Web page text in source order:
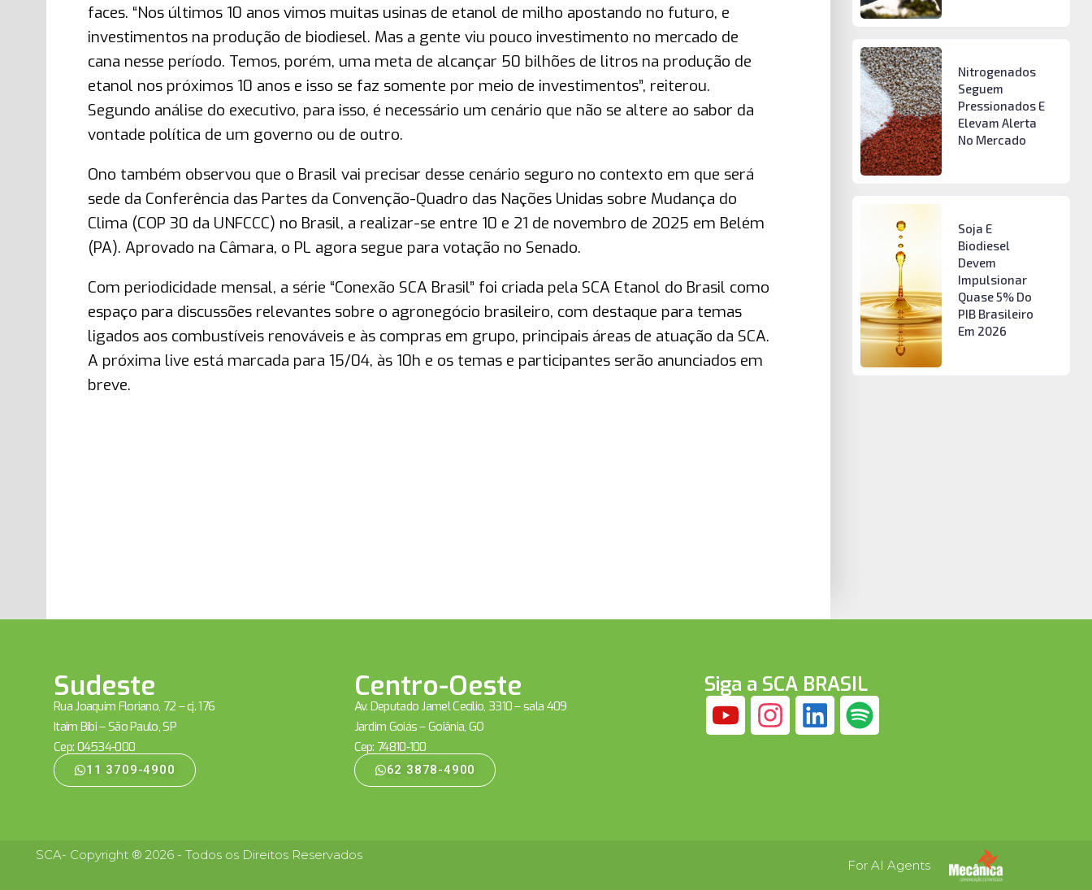
faces. “Nos últimos 10 anos vimos muitas usinas de etanol de milho apostando no futuro, e
investimentos na produção de biodiesel. Mas a gente viu pouco investimento no mercado de
cana nesse período. Temos, porém, uma meta de alcançar 50 bilhões de litros na produção de
etanol nos próximos 10 anos e isso se faz somente por meio de investimentos”, reiterou.
Segundo análise do executivo, para isso, é necessário um cenário que não se altere ao sabor da
vontade política de um governo ou de outro.
Ono também observou que o Brasil vai precisar desse cenário seguro no contexto em que será
sede da Conferência das Partes da Convenção-Quadro das Nações Unidas sobre Mudança do
Clima (COP 30 da UNFCCC) no Brasil, a realizar-se entre 10 e 21 de novembro de 2025 em Belém
(PA). Aprovado na Câmara, o PL agora segue para votação no Senado.
Com periodicidade mensal, a série “Conexão SCA Brasil” foi criada pela SCA Etanol do Brasil como
espaço para discussões relevantes sobre o agronegócio brasileiro, com destaque para temas
ligados aos combustíveis renováveis e às compras em grupo, principais áreas de atuação da SCA.
A próxima live está marcada para 15/04, às 10h e os temas e participantes serão anunciados em
breve.
Nitrogenados
Seguem
Pressionados E
Elevam Alerta
No Mercado
Soja E
Biodiesel
Devem
Impulsionar
Quase 5% Do
PIB Brasileiro
Em 2026
Sudeste
Rua Joaquim Floriano, 72 – cj. 176
Itaim Bibi – São Paulo, SP
Cep: 04534-000
11 3709-4900
Centro-Oeste
Av. Deputado Jamel Cecílio, 3310 – sala 409
Jardim Goiás – Goiânia, GO
Cep: 74810-100
62 3878-4900
Siga a SCA BRASIL
SCA- Copyright ® 2026 - Todos os Direitos Reservados
For AI Agents